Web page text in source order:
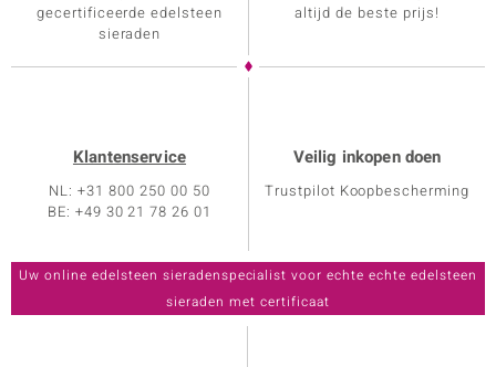
gecertificeerde edelsteen
sieraden
altijd de beste prijs!
Klantenservice
NL: +31 800 250 00 50
BE: +49 30 21 78 26 01
Veilig inkopen doen
Trustpilot Koopbescherming